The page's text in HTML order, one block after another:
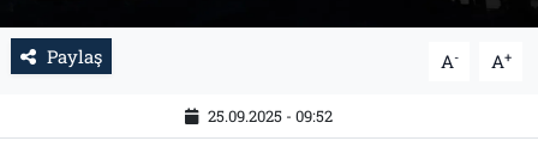
Paylaş A- A+
25.09.2025 - 09:52